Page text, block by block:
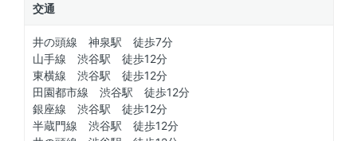
交通
井の頭線 神泉駅 徒歩7分
山手線 渋谷駅 徒歩12分
東横線 渋谷駅 徒歩12分
田園都市線 渋谷駅 徒歩12分
銀座線 渋谷駅 徒歩12分
半蔵門線 渋谷駅 徒歩12分